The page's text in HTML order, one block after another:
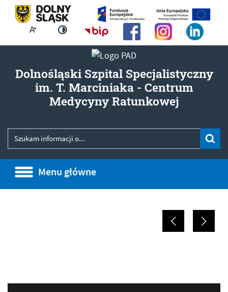
Większa czcionkaZmień kontrast Strona główna - Biuletyn
Dolnośląski Szpital Specjalistyczny
im. T. Marciniaka - Centrum
Medycyny Ratunkowej-
Wyszukiwarka
Wyszukiwana fraza
Menu główne
Menu główne
Poprzedni